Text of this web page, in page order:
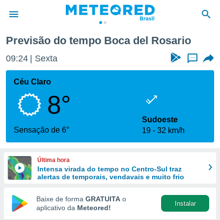
da
fornecidas
a este
das
e
forma
digital
Previsão do tempo Boca del Rosario
09:24 Sexta ...
Céu Claro
8°
Sensação de 6°
Sudoeste
19
32 km/h
Última hora
Intensa virada do tempo no Centro-Sul traz
alertas de temporais, vendavais e muito frio
Baixe de forma GRATUITA o
aplicativo da Meteored!
Instalar